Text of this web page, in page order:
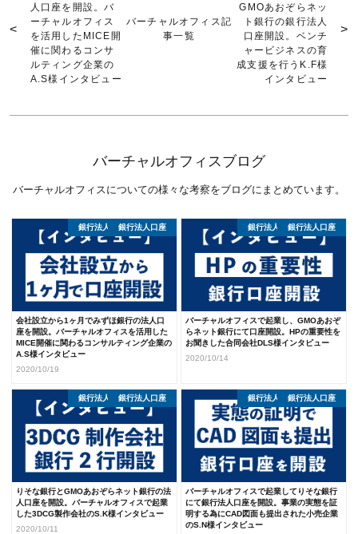
人口座を開設。バ
ーチャルオフィス
を活用したMICE開
催に関わるコンサ
ルティング企業の
A.S様インタビュー
バーチャルオフィス記
事一覧
GMOあおぞらネッ
ト銀行の銀行法人
口座開設。ベンチ
ャービジネスの育
成支援を行うK.F様
インタビュー
バーチャルオフィスブログ
バーチャルオフィスについての様々な考察をブログにまとめています。
会社設立から1ヶ月でみずほ銀行の法人口
座を開設。バーチャルオフィスを活用した
MICE開催に関わるコンサルティング企業の
A.S様インタビュー
2020/10/19
銀行法人口座開設体験談
銀行法人口座
バーチャルオフィスで起業し、GMOあおぞ
らネット銀行にて口座開設。HPの重要性を
お聞きした合同会社DLS様インタビュー
2020/10/14
銀行法人口座開設体験談
銀行法人口座
りそな銀行とGMOあおぞらネット銀行の法
人口座を開設。バーチャルオフィスで起業
した3DCG製作会社のS.K様インタビュー
2020/10/11
銀行法人口座開設体験談
銀行法人口座
バーチャルオフィスで起業してりそな銀行
にて銀行法人口座を開設。事業の実態を証
明する為にCAD図面も提出された小売企業
のS.N様インタビュー
銀行法人口座開設体験談
銀行法人口座